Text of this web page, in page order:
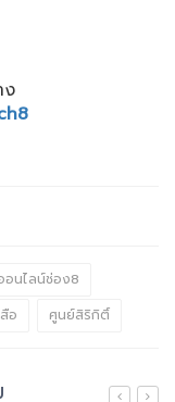
อนไลน์ช่อง8
อ ศูนย์สิริกิติ์